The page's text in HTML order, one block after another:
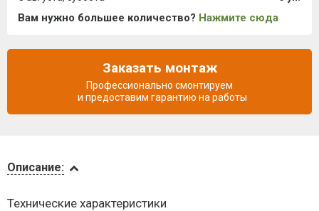
Описание:
Технические характеристики
Вам нужно большее количество? Нажмите сюда
Заказать монтаж
Профессионально смонтируем
и предоставим гарантию на работы